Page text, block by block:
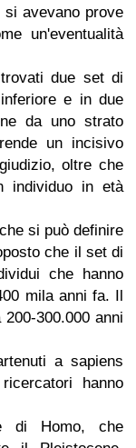
avevano prove
un'eventualità
due set di
e in due
da uno strato
un incisivo
oltre che
individuo in età
si può definire
che il set di
che hanno
mila anni fa. Il
300.000 anni
a sapiens
hanno
di Homo, che